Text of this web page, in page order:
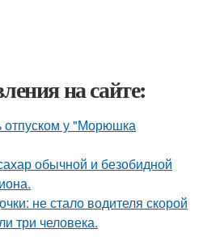
на сайте:
отпуском у "Морюшка
обычной и безобидной
не стало водителя скорой
три человека.